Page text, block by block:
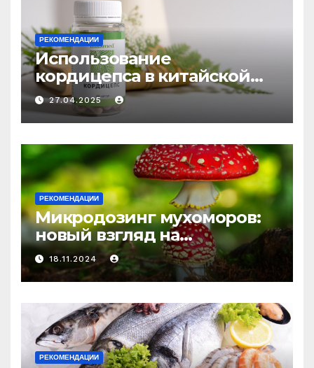
РЕКОМЕНДАЦИИ
Использование
кордицепса в китайской
медицине: природное
средство против усталости
и истощения
27.04.2025
РЕКОМЕНДАЦИИ
Микродозинг мухоморов:
новый взгляд на
психоделику
18.11.2024
РЕКОМЕНДАЦИИ